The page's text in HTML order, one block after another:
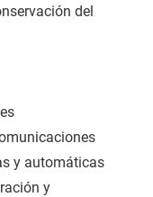
del
y automáticas
y